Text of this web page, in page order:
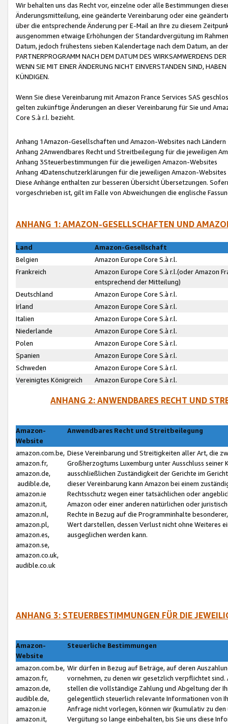
Wir behalten uns das Recht vor, einzelne oder alle Bestimmungen
Änderungsmitteilung, eine geänderte Vereinbarung oder eine
über die entsprechende Änderung per E-Mail an Ihre zu diesem
ausgenommen etwaige Erhöhungen der Standardvergütung im
Datum, jedoch frühestens sieben Kalendertage nach dem Datum, an
PARTNERPROGRAMM NACH DEM DATUM DES WIRKSAMWERDENS
WENN SIE MIT EINER ÄNDERUNG NICHT EINVERSTANDEN SIND,
KÜNDIGEN.
Wenn Sie diese Vereinbarung mit Amazon France Services SAS
gelten zukünftige Änderungen an dieser Vereinbarung für Sie und
Core S.à r.l. bezieht.
Anhang 1Amazon-Gesellschaften und Amazon-Websites nach Ländern
Anhang 2Anwendbares Recht und Streitbeilegung für die jeweiligen
Anhang 3Steuerbestimmungen für die jeweiligen Amazon-Websites
Anhang 4Datenschutzerklärungen für die jeweiligen Amazon-Websites
Diese Anhänge enthalten zur besseren Übersicht Übersetzungen.
vorgeschrieben ist, gilt im Falle von Abweichungen die englische
ANHANG 1: AMAZON-GESELLSCHAFTEN UND
Land
Amazon-Gesellschaft
Belgien
Amazon Europe Core S.à r.l.
Frankreich
Amazon Europe Core S.à r.l.(oder Amazon
entsprechend der Mitteilung)
Deutschland
Amazon Europe Core S.à r.l.
Irland
Amazon Europe Core S.à r.l.
Italien
Amazon Europe Core S.à r.l.
Niederlande
Amazon Europe Core S.à r.l.
Polen
Amazon Europe Core S.à r.l.
Spanien
Amazon Europe Core S.à r.l.
Schweden
Amazon Europe Core S.à r.l.
Vereinigtes Königreich
Amazon Europe Core S.à r.l.
ANHANG 2: ANWENDBARES RECHT UND
Amazon-
Website
Anwendbares Recht und Streitbeilegung
amazon.com.be,
amazon.fr,
amazon.de,
audible.de,
amazon.ie
amazon.it,
amazon.nl,
amazon.pl,
amazon.es,
amazon.se,
amazon.co.uk,
audible.co.uk
Diese Vereinbarung und Streitigkeiten aller Art, die
Großherzogtums Luxemburg unter Ausschluss
ausschließlichen Zuständigkeit der Gerichte im
dieser Vereinbarung kann Amazon bei einem
Rechtsschutz wegen einer tatsächlichen oder
Amazon oder einer anderen natürlichen oder
Rechte in Bezug auf die Programminhalte
Wert darstellen, dessen Verlust nicht ohne Weiteres
ausgeglichen werden kann.
ANHANG 3: STEUERBESTIMMUNGEN FÜR DIE
Amazon-
Website
Steuerliche Bestimmungen
amazon.com.be,
amazon.fr,
amazon.de,
audible.de,
amazon.ie
amazon.it,
Wir dürfen in Bezug auf Beträge, auf deren
vornehmen, zu denen wir gesetzlich verpflichtet
stellen die vollständige Zahlung und Abgeltung der
gelegentlich steuerlich relevante Informationen von
Anfrage nicht vorlegen, können wir (kumulativ zu
Vergütung so lange einbehalten, bis Sie uns diese